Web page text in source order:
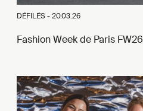
DÉFILÉS -20.03.26
Fashion Week de Paris FW26